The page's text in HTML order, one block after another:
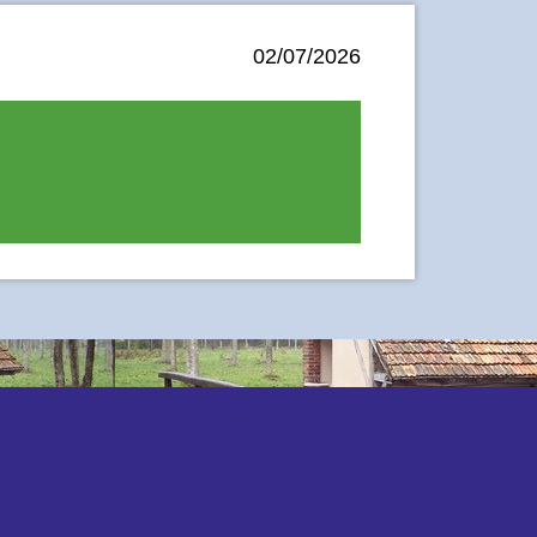
02/07/2026